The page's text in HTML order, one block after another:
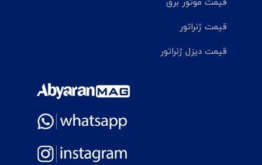
قیمت موتور برق
قیمت ژنراتور
قیمت دیزل ژنراتور